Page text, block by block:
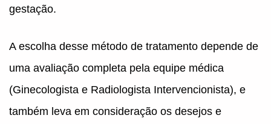
gestação.
A escolha desse método de tratamento depende de
uma avaliação completa pela equipe médica
(Ginecologista e Radiologista Intervencionista), e
também leva em consideração os desejos e